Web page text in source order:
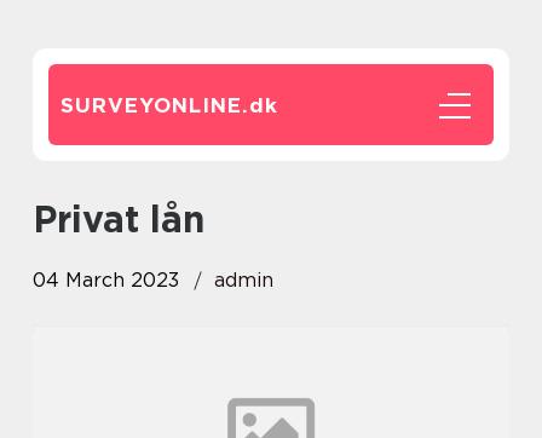
SURVEYONLINE.dk
privat lån
04 March 2023 admin